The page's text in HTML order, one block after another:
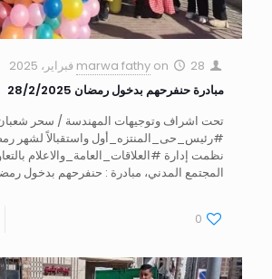
marwa fathy on
28 فبراير، 2025
مبادرة حنفرحهم بدخول رمضان 28/2/2025
تحت اشراف وتوجيهات المهندسة / سحر
#رئيس_حى_المنتزه_أول واستقبالاً لشهر
نظمت إدارة #العلاقات_العامة_والاعلام
المجتمع المدني، مبادرة : حنفرحهم بدخول
0